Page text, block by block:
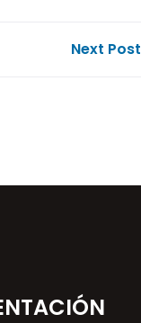
Next Post